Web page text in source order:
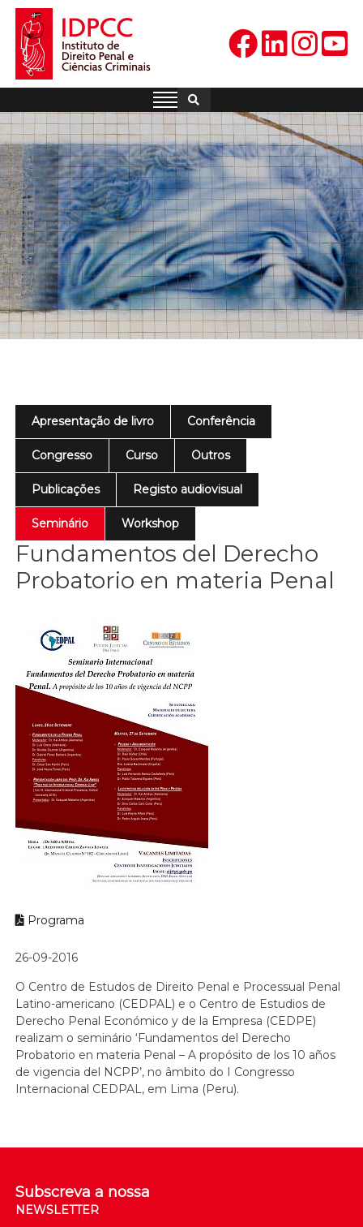
Skip
content
IDPCC
Instituto de Direito Penal e
Apresentação de livro Conferência
Congresso Curso Outros
Publicações Registo audiovisual
Seminário Workshop
Fundamentos del Derecho
Probatorio en materia Penal
Programa
26-09-2016
O Centro de Estudos de Direito Penal e Processual Penal
Latino-americano (CEDPAL) e o Centro de Estudios de
Derecho Penal Económico y de la Empresa (CEDPE)
realizam o seminário ‘Fundamentos del Derecho
Probatorio en materia Penal – A propósito de los 10 años
de vigencia del NCPP’, no âmbito do I Congresso
Internacional CEDPAL, em Lima (Peru).
Subscreva a nossa
NEWSLETTER